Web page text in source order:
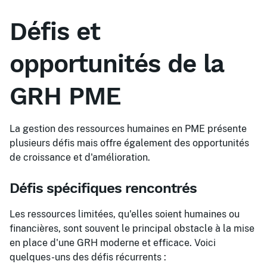
Défis et
opportunités de la
GRH PME
La gestion des ressources humaines en PME présente
plusieurs défis mais offre également des opportunités
de croissance et d'amélioration.
Défis spécifiques rencontrés
Les ressources limitées, qu'elles soient humaines ou
financières, sont souvent le principal obstacle à la mise
en place d'une GRH moderne et efficace. Voici
quelques-uns des défis récurrents :